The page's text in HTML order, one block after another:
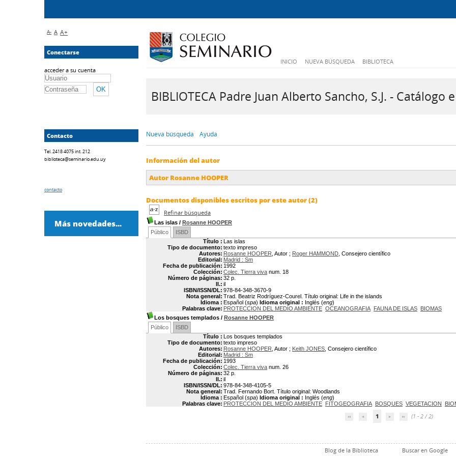
INICIO NUEVA BÚSQUEDA BIBLIOTECA
BIBLIOTECA Padre Juan Alberto Sancho, S.J. - Catálogo
Nueva búsqueda Ayuda
Información del autor
Autor Rosanne HOOPER
Documentos disponibles escritos por este autor (2)
Refinar búsqueda
Las islas / Rosanne HOOPER
Público
ISBD
Título : Las islas
Tipo de documento: texto impreso
Autores: Rosanne HOOPER , Autor ; Roger HAMMOND , Consejero científico
Editorial: Madrid : Sm
Fecha de publicación: 1992
Colección: Colec. Tierra viva num. 18
Número de páginas: 32 p.
Il.: il
ISBN/ISSN/DL: 978-84-348-3670-9
Nota general: Trad. Beatriz Rodríguez-Courel. Título original: Life in the islands
Idioma : Español (spa) Idioma original : Inglés (eng)
Palabras clave: PROTECCION DEL MEDIO AMBIENTE OCEANOGRAFIA FAUNA DE ISLAS BIOMAS
Los bosques templados / Rosanne HOOPER
Público
ISBD
Título : Los bosques templados
Tipo de documento: texto impreso
Autores: Rosanne HOOPER , Autor ; Keith JONES , Consejero científico
Editorial: Madrid : Sm
Fecha de publicación: 1993
Colección: Colec. Tierra viva num. 26
Número de páginas: 32 p.
Il.: il
ISBN/ISSN/DL: 978-84-348-4105-5
Nota general: Trad. Fernando Bort. Título original: Woodlands
Idioma : Español (spa) Idioma original : Inglés (eng)
Palabras clave: PROTECCION DEL MEDIO AMBIENTE FITOGEOGRAFIA BOSQUES VEGETACION
1 (1 - 2 / 2)
Blog de la Biblioteca Buscar en Google
A- A A+
Conectarse
acceder a su cuenta
Contacto
Tel. 2418 4075 int. 212
biblioteca@seminario.edu.uy
contacto
Más novedades...